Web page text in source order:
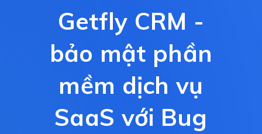
Getfly CRM -
bảo mật phần
mềm dịch vụ
SaaS với Bug